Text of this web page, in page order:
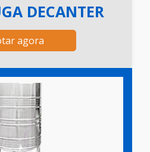
DECANTER
agora